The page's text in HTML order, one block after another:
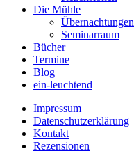
Die Mühle
Übernachtungen
Seminarraum
Bücher
Termine
Blog
ein-leuchtend
Impressum
Datenschutzerklärung
Kontakt
Rezensionen